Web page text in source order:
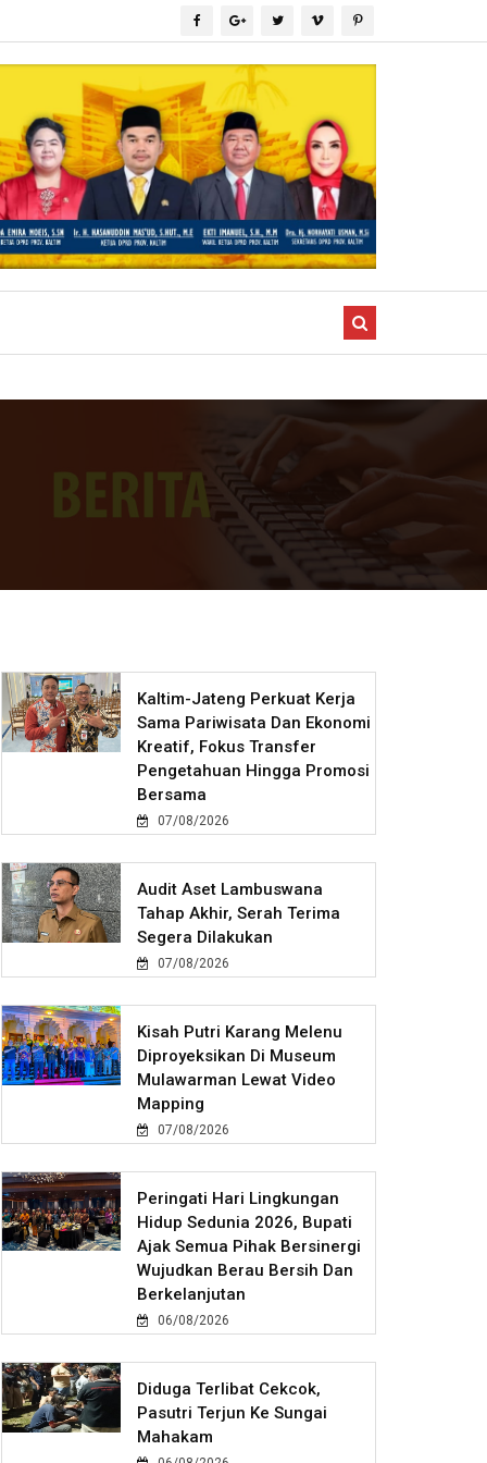
Kaltim-Jateng Perkuat Kerja
Sama Pariwisata Dan Ekonomi
Kreatif, Fokus Transfer
Pengetahuan Hingga Promosi
Bersama
07/08/2026
Audit Aset Lambuswana
Tahap Akhir, Serah Terima
Segera Dilakukan
07/08/2026
Kisah Putri Karang Melenu
Diproyeksikan Di Museum
Mulawarman Lewat Video
Mapping
07/08/2026
Peringati Hari Lingkungan
Hidup Sedunia 2026, Bupati
Ajak Semua Pihak Bersinergi
Wujudkan Berau Bersih Dan
Berkelanjutan
06/08/2026
Diduga Terlibat Cekcok,
Pasutri Terjun Ke Sungai
Mahakam